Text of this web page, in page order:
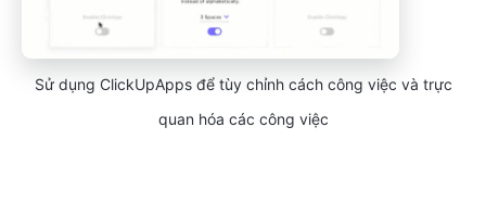
Sử dụng ClickUpApps để tùy chỉnh cách công việc và trực
quan hóa các công việc